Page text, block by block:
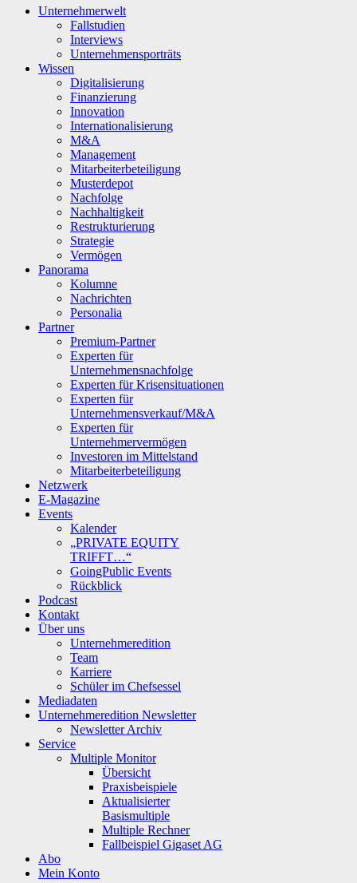
Unternehmerwelt
Fallstudien
Interviews
Unternehmensporträts
Wissen
Digitalisierung
Finanzierung
Innovation
Internationalisierung
M&A
Management
Mitarbeiterbeteiligung
Musterdepot
Nachfolge
Nachhaltigkeit
Restrukturierung
Strategie
Vermögen
Panorama
Kolumne
Nachrichten
Personalia
Partner
Premium-Partner
Experten für
Unternehmensnachfolge
Experten für Krisensituationen
Experten für
Unternehmensverkauf/M&A
Experten für
Unternehmervermögen
Investoren im Mittelstand
Mitarbeiterbeteiligung
Netzwerk
E-Magazine
Events
Kalender
„PRIVATE EQUITY
TRIFFT…“
GoingPublic Events
Rückblick
Podcast
Kontakt
Über uns
Unternehmeredition
Team
Karriere
Schüler im Chefsessel
Mediadaten
Unternehmeredition Newsletter
Newsletter Archiv
Service
Multiple Monitor
Übersicht
Praxisbeispiele
Aktualisierter
Basismultiple
Multiple Rechner
Fallbeispiel Gigaset AG
Abo
Mein Konto